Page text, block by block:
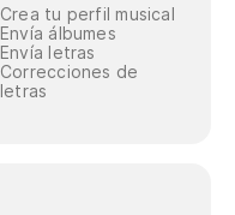
Crea tu perfil musical
Envía álbumes
Envía letras
Correcciones de
letras